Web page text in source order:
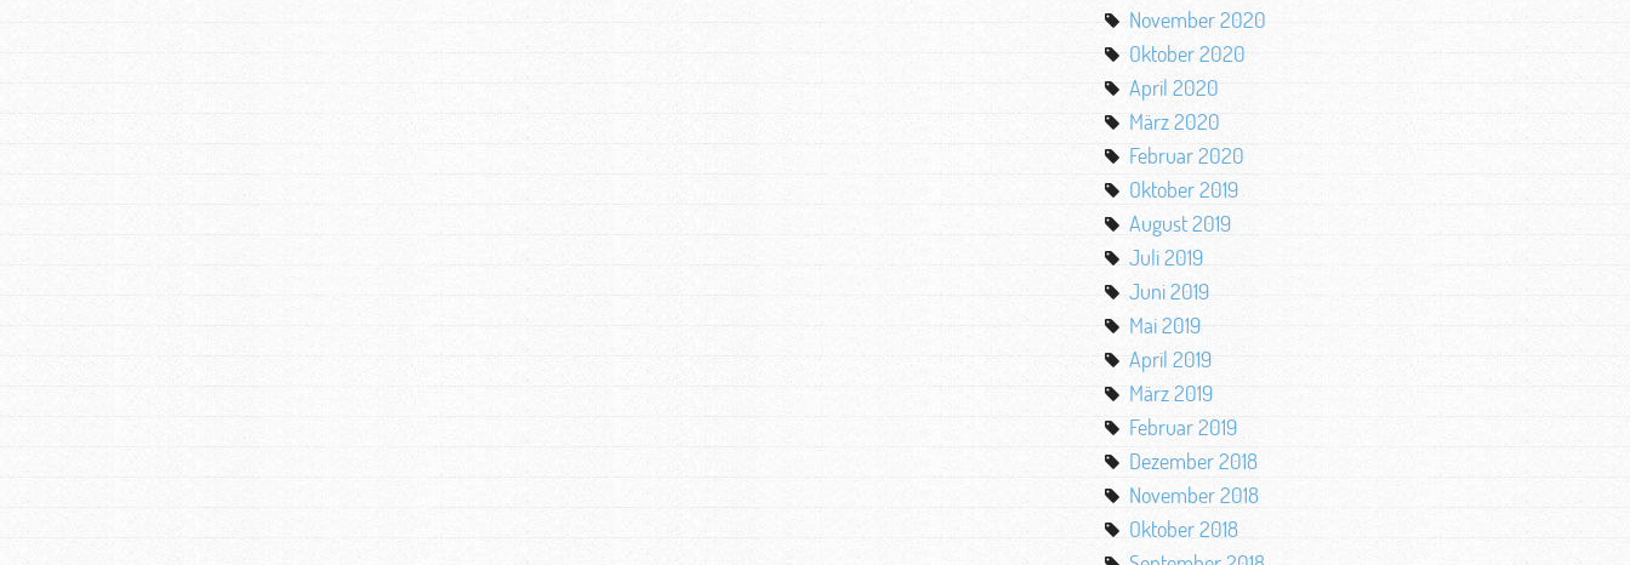
November 2020
Oktober 2020
April 2020
März 2020
Februar 2020
Oktober 2019
August 2019
Juli 2019
Juni 2019
Mai 2019
April 2019
März 2019
Februar 2019
Dezember 2018
November 2018
Oktober 2018